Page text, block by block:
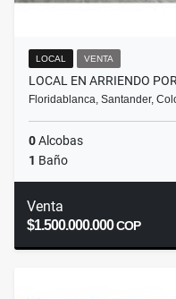
LOCAL VENTA
LOCAL EN ARRIENDO
Floridablanca, Santander,
0Alcobas
1 Baño
Venta
$1.500.000.000COP